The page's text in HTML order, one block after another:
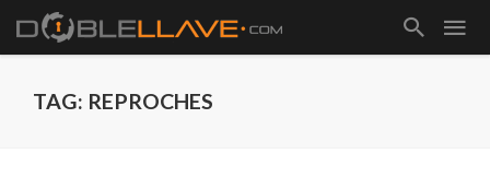
TAG: REPROCHES